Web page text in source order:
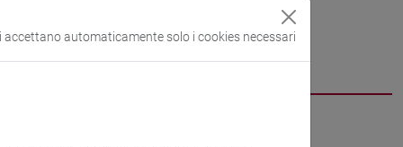
automaticamente solo i cookies necessari